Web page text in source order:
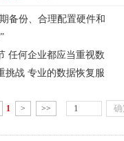
备份、合理配置硬件和
任何企业都应当重视数
挑战 专业的数据恢复服
1 > >>